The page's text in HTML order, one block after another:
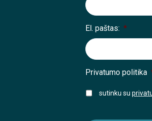
El. paštas: *
Privatumo politika
sutinku su